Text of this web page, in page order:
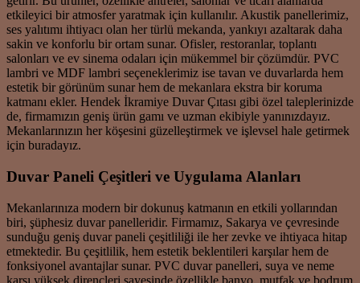
etkileyici bir atmosfer yaratmak için kullanılır. Akustik panellerimiz,
ses yalıtımı ihtiyacı olan her türlü mekanda, yankıyı azaltarak daha
sakin ve konforlu bir ortam sunar. Ofisler, restoranlar, toplantı
salonları ve ev sinema odaları için mükemmel bir çözümdür. PVC
lambri ve MDF lambri seçeneklerimiz ise tavan ve duvarlarda hem
estetik bir görünüm sunar hem de mekanlara ekstra bir koruma
katmanı ekler. Hendek İkramiye Duvar Çıtası gibi özel taleplerinizde
de, firmamızın geniş ürün gamı ve uzman ekibiyle yanınızdayız.
Mekanlarınızın her köşesini güzelleştirmek ve işlevsel hale getirmek
için buradayız.
Duvar Paneli Çeşitleri ve Uygulama Alanları
Mekanlarınıza modern bir dokunuş katmanın en etkili yollarından
biri, şüphesiz duvar panelleridir. Firmamız, Sakarya ve çevresinde
sunduğu geniş duvar paneli çeşitliliği ile her zevke ve ihtiyaca hitap
etmektedir. Bu çeşitlilik, hem estetik beklentileri karşılar hem de
fonksiyonel avantajlar sunar. PVC duvar panelleri, suya ve neme
karşı yüksek dirençleri sayesinde özellikle banyo, mutfak ve bodrum